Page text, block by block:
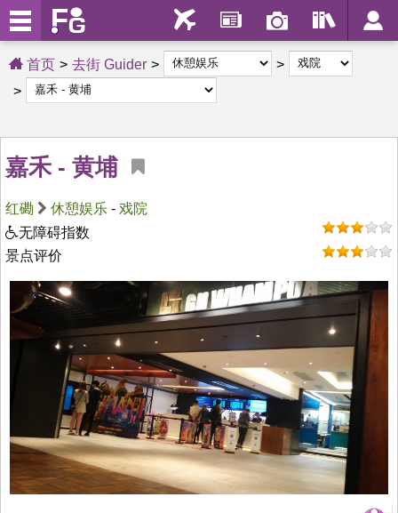
首页 去街 Guider
嘉禾 - 黄埔
红磡 休憩娱乐 - 戏院
无障碍指数
景点评价